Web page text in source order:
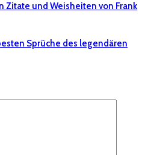
Zitate und Weisheiten von Frank
Sprüche des legendären